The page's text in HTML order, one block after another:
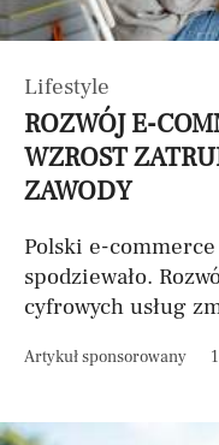
Lifestyle
ROZWÓJ E-
WZROST
ZAWODY
Polski e-
spodziewało.
cyfrowych usług
Artykuł sponsorowany